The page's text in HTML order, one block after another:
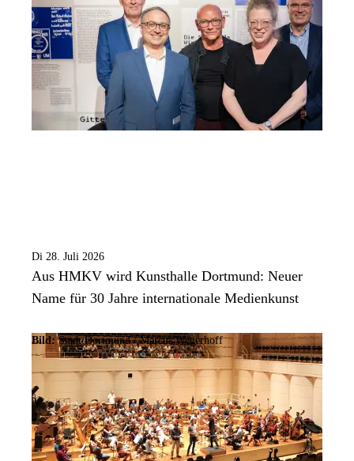
Di 28. Juli 2026
Aus HMKV wird Kunsthalle Dortmund: Neuer
Name für 30 Jahre internationale Medienkunst
Bild: Stadt Dortmund / Marcus Wegerhoff